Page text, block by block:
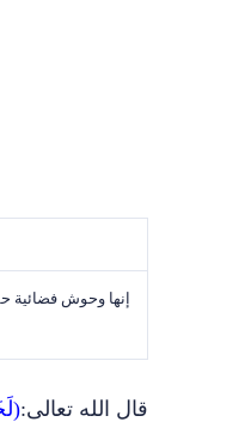
إنها وحوش فضائية
قال الله تعالى: